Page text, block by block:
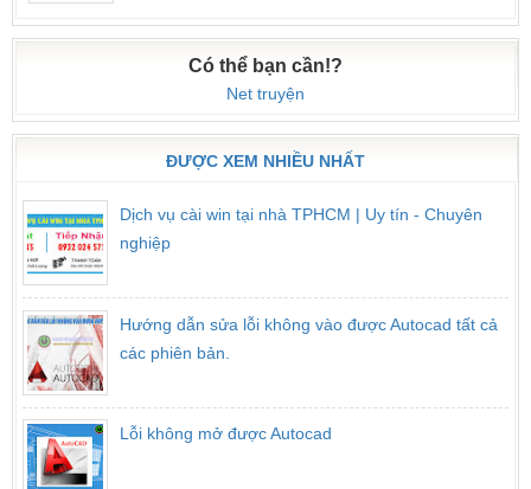
Có thể bạn cần!?
Net truyện
ĐƯỢC XEM NHIỀU NHẤT
Dịch vụ cài win tại nhà TPHCM | Uy tín - Chuyên
nghiệp
Hướng dẫn sửa lỗi không vào được Autocad tất cả
các phiên bản.
Lỗi không mở được Autocad